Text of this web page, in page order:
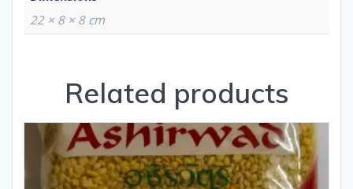
22 × 8 × 8 cm
Related products